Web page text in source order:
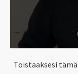
Toistaaksesi